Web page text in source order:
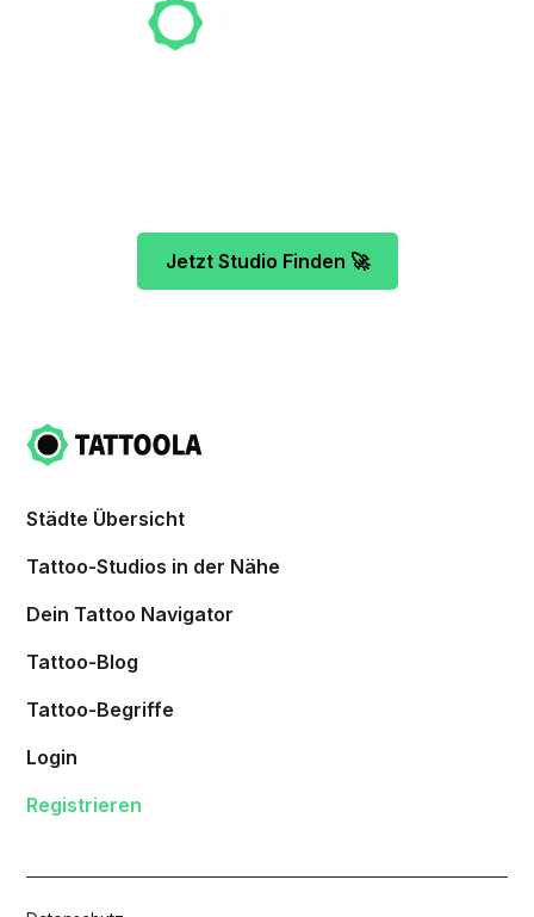
Jetzt Studio Finden 🚀
Städte Übersicht
Tattoo-Studios in der Nähe
Dein Tattoo Navigator
Tattoo-Blog
Tattoo-Begriffe
Login
Registrieren